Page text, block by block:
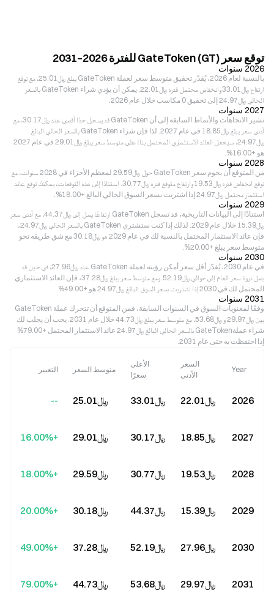
توقع سعر GateToken (GT) للفترة 2026–2031
2026 سنوات
بالنسبة لعام 2026، يُقدّر تحقيق متوسط سعر لعملة GateToken يبلغ ﷼‎25.01، مع توقع
ارتفاع ﷼‎33.01 وانخفاض محتمل قدره ﷼‎22.01. يمكن أن يؤدي شراء GateToken بالسعر
الحالي ﷼‎24.97 إلى تحقيق 0 مكاسب خلال عام 2026.
2027 سنوات
تشير الاتجاهات والأنماط السابقة إلى أن GateToken قد يسجل حدًا أقصى عند ﷼‎30.17، مع
أدنى سعر يبلغ ﷼‎18.85 في عام 2027. لذا فإن شراء GateToken بالسعر الحالي البالغ
﷼‎24.97، سيجعل العائد الاستثماري المحتمل بناءً على متوسط سعر يبلغ ﷼‎29.01 في عام 2027
هو +16.00%.
2028 سنوات
من المتوقع أن يحوم سعر GateToken حول ﷼‎29.59 لمعظم الأجزاء في 2028 سنوات، مع
توقع انخفاض قدره ﷼‎19.53 وارتفاع متوقع قدره ﷼‎30.77. استنادًا إلى هذه التوقعات، يمكنك توقع عائد
استثمار محتمل ﷼‎24.97 إذا اشتريت بسعر السوق الحالي البالغ +18.00%.
2029 سنوات
استنادًا إلى البيانات التاريخية، قد تسجل GateToken ارتفاعًا يصل إلى ﷼‎44.37، مع أدنى سعر
﷼‎15.39 خلال عام 2029. لذلك إذا كنت ستشتري GateToken بالسعر الحالي ﷼‎24.97،
فإن عائد الاستثمار المحتمل بالنسبة لك في عام 2029 هو ﷼‎30.18 مع شق طريقه نحو
متوسط سعر يبلغ +20.00%.
2030 سنوات
في عام 2030، يُقدّر أقل سعر أمكن رؤيته لعملة GateToken عند ﷼‎27.96، في حين قد
يصل ذروة سعر العام إلى حوالي ﷼‎52.19. ومع متوسط سعر يبلغ ﷼‎37.28، فإن العائد الاستثماري
المحتمل لك في 2030 إذا اشتريت بسعر السوق البالغ ﷼‎24.97 هو +49.00%.
2031 سنوات
وفقًا لمعنويات السوق في السنوات السابقة، فمن المتوقع أن تتحرك عملة GateToken
بين ﷼‎29.97 و ﷼‎53.68، مع متوسط سعر يبلغ ﷼‎44.73 خلال عام 2031. يجب أن يجلب لك
شراء عملةGateToken بالسعر الحالي البالغ ﷼‎24.97 عائد الاستثمار المحتمل +79.00%
إذا احتفظت به حتى عام 2031.
Year
السعر
الأدنى
الأعلى
سعرًا
متوسط السعر التغيير
2026 ﷼‎22.01 ﷼‎33.01 ﷼‎25.01 --
2027 ﷼‎18.85 ﷼‎30.17 ﷼‎29.01 +16.00%
2028 ﷼‎19.53 ﷼‎30.77 ﷼‎29.59 +18.00%
2029 ﷼‎15.39 ﷼‎44.37 ﷼‎30.18 +20.00%
2030 ﷼‎27.96 ﷼‎52.19 ﷼‎37.28 +49.00%
2031 ﷼‎29.97 ﷼‎53.68 ﷼‎44.73 +79.00%